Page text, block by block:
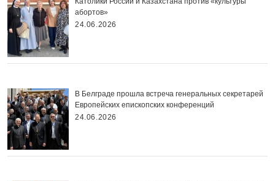
абортов»
24.06.2026
В Белграде прошла встреча генеральных секретарей
Европейских епископских конференций
24.06.2026